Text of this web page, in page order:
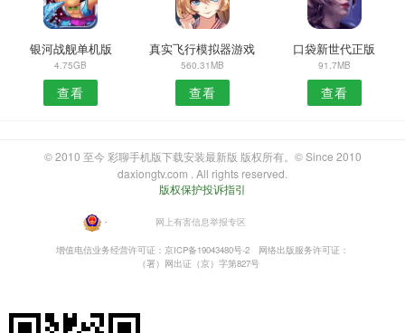
银河战舰单机版
4.75GB
查看
真实飞行模拟器游戏
560.31MB
查看
口袋新世代正版
91.7MB
查看
© 2010 至今 彩聊手机版下载安装最新版 版权所有。© Since 2010
daxiongtv.com . All rights reserved.
版权保护投诉指引
・ 网上有害信息举报专区
增值电信业务经营许可证：京ICP备19043480号-2
网络出版服务许可证：
（署）网出证（京）字第827号